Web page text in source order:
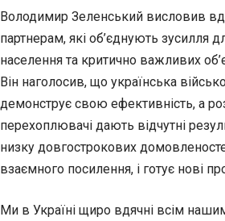
Володимир Зеленський висловив
партнерам, які об’єднують зусилля
населення та критично важливих
Він наголосив, що українська
демонструє свою ефективність, а
перехоплювачі дають відчутні
низку довгострокових
взаємного посилення, і готує нові
Ми в Україні щиро вдячні всім